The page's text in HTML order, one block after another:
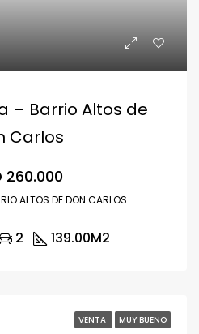
– Barrio Altos de
Carlos
260.000
ALTOS DE DON CARLOS
2 139.00M2
VENTA MUY BUENO